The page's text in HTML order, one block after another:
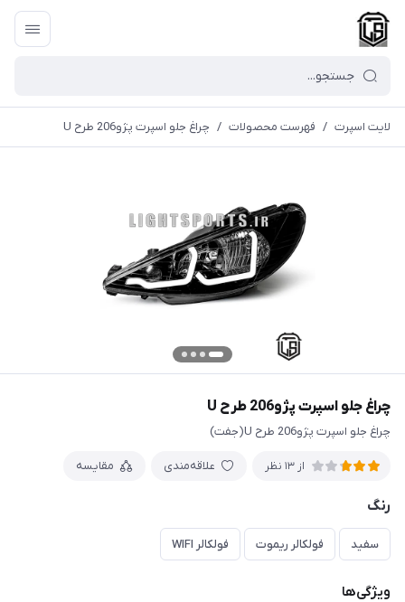
لایت اسپرت / فهرست محصولات / چراغ جلو اسپرت پژو206 طرح U
چراغ جلو اسپرت پژو206 طرح U
چراغ جلو اسپرت پژو206 طرح U(جفت)
از 13 نظر علاقه‌مندی مقایسه
رنگ
سفید فولکالر ریموت فولکالر WIFI
ویژگی‌ها